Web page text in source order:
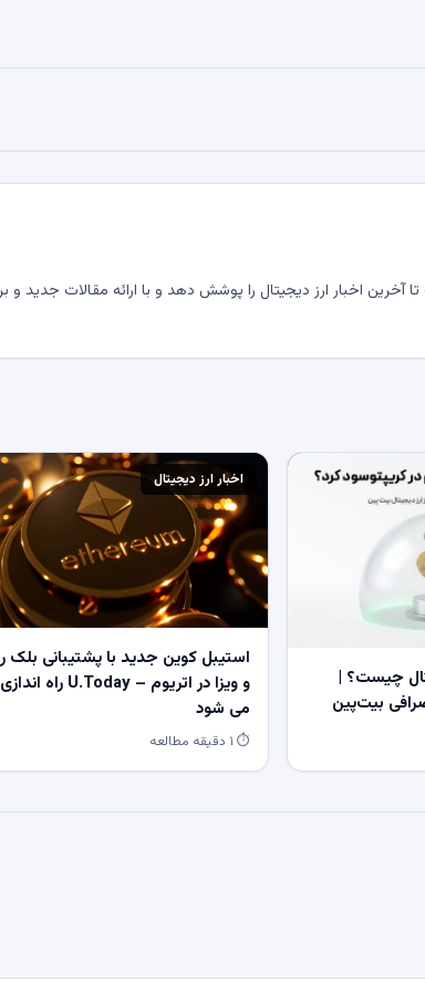
اخبار ارز دیجیتال را پوشش دهد و با ارائه مقالات جدید و
چیست؟ |
بیت‌پین
اخبار ارز دیجیتال
استیبل کوین جدید با پشتیبانی بلک
و ویزا در اتریوم – U.Today راه اندازی
می شود
⏱ ۱ دقیقه مطالعه